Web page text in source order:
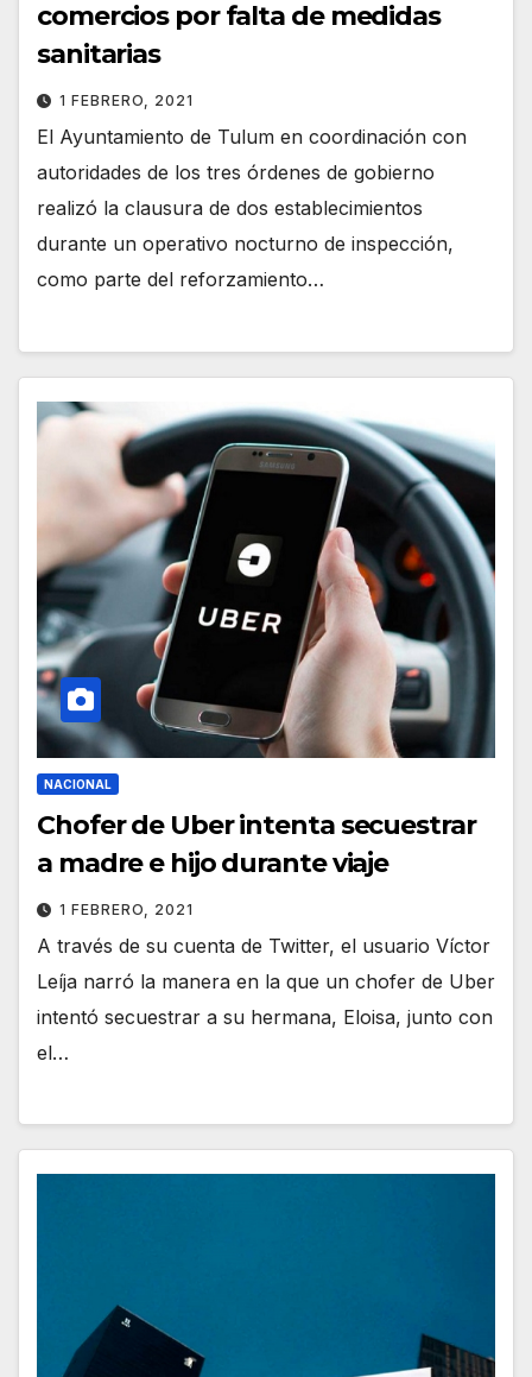
comercios por falta de medidas
sanitarias
1 FEBRERO, 2021
El Ayuntamiento de Tulum en coordinación con
autoridades de los tres órdenes de gobierno
realizó la clausura de dos establecimientos
durante un operativo nocturno de inspección,
como parte del reforzamiento…
NACIONAL
Chofer de Uber intenta secuestrar
a madre e hijo durante viaje
1 FEBRERO, 2021
A través de su cuenta de Twitter, el usuario Víctor
Leíja narró la manera en la que un chofer de Uber
intentó secuestrar a su hermana, Eloisa, junto con
el…